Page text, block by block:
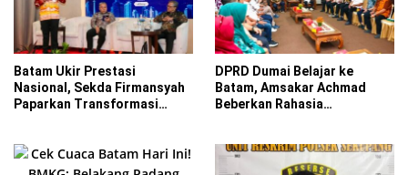
Batam Ukir Prestasi
Nasional, Sekda Firmansyah
Paparkan Transformasi
DPRD Dumai Belajar ke
Batam, Amsakar Achmad
Beberkan Rahasia